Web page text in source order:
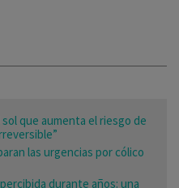
que aumenta el riesgo de
las urgencias por cólico
durante años: una